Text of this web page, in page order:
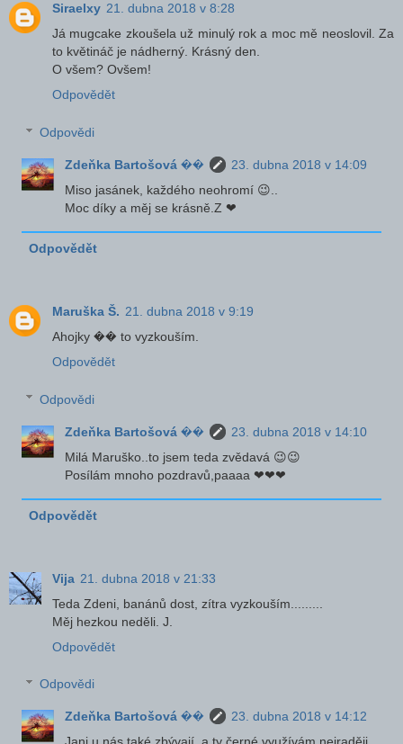
Siraelxy 21. dubna 2018 v 8:28
Já mugcake zkoušela už minulý rok a moc mě neoslovil. Za
to květináč je nádherný. Krásný den.
O všem? Ovšem!
Odpovědět
Odpovědi
Zdeňka Bartošová ��
23. dubna 2018 v 14:09
Miso jasánek, každého neohromí 😉..
Moc díky a měj se krásně.Z ❤
Odpovědět
Maruška Š. 21. dubna 2018 v 9:19
Ahojky �� to vyzkouším.
Odpovědět
Odpovědi
Zdeňka Bartošová ��
23. dubna 2018 v 14:10
Milá Maruško..to jsem teda zvědavá 😉😉
Posílám mnoho pozdravů,paaaa ❤❤❤
Odpovědět
Vija 21. dubna 2018 v 21:33
Teda Zdeni, banánů dost, zítra vyzkouším.........
Měj hezkou neděli. J.
Odpovědět
Odpovědi
Zdeňka Bartošová ��
23. dubna 2018 v 14:12